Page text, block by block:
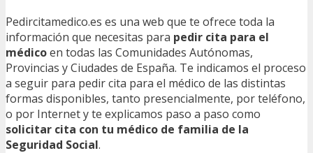
Pedircitamedico.es es una web que te ofrece toda la
información que necesitas para pedir cita para el
médicoen todas las Comunidades Autónomas,
Provincias y Ciudades de España. Te indicamos el proceso
a seguir para pedir cita para el médico de las distintas
formas disponibles, tanto presencialmente, por teléfono,
o por Internet y te explicamos paso a paso como
solicitar cita con tu médico de familia de la
Seguridad Social.